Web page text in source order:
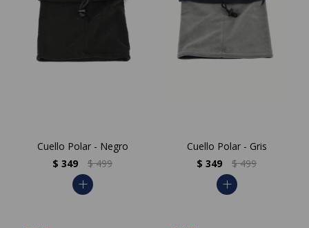
Cuello Polar - Negro
$ 349 $ 499
add
Cuello Polar - Gris
$ 349 $ 499
add